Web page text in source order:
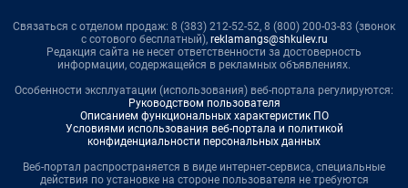
Связаться с отделом продаж: 8 (383) 212-52-52, 8 (800) 200-03-83 (звонок
с сотового бесплатный), reklamangs@shkulev.ru
Редакция сайта не несет ответственности за достоверность
информации, содержащейся в рекламных объявлениях.
Особенности эксплуатации (использования) веб-портала регулируются:
Руководством пользователя
Описанием функциональных характеристик ПО
Условиями использования веб-портала и политикой
конфиденциальности персональных данных
Веб-портал распространяется в виде интернет-сервиса, специальные
действия по установке на стороне пользователя не требуются